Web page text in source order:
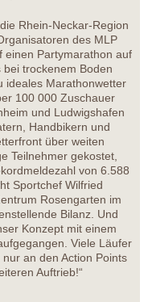
Rhein-Neckar-Region
des MLP
einen Partymarathon auf
trockenem Boden
ideales Marathonwetter
100 000 Zuschauer
und Ludwigshafen
Handbikern und
über weiten
Teilnehmer gekostet,
von 6.588
Sportchef Wilfried
Rosengarten im
Bilanz. Und
Konzept mit einem
Viele Läufer
an den Action Points
Auftrieb!“